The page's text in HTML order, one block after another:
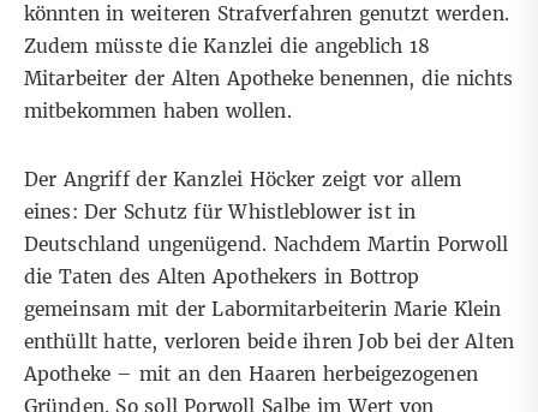
könnten in weiteren Strafverfahren genutzt werden.
Zudem müsste die Kanzlei die angeblich 18
Mitarbeiter der Alten Apotheke benennen, die nichts
mitbekommen haben wollen.
Der Angriff der Kanzlei Höcker zeigt vor allem
eines: Der Schutz für Whistleblower ist in
Deutschland ungenügend. Nachdem Martin Porwoll
die Taten des Alten Apothekers in Bottrop
gemeinsam mit der Labormitarbeiterin Marie Klein
enthüllt hatte, verloren beide ihren Job bei der Alten
Apotheke – mit an den Haaren herbeigezogenen
Gründen. So soll Porwoll Salbe im Wert von